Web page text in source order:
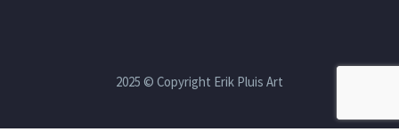
2025 © Copyright Erik Pluis Art